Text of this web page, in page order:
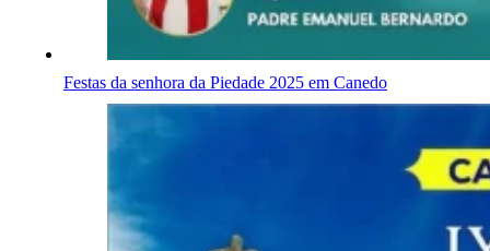
Festas da senhora da Piedade 2025 em Canedo